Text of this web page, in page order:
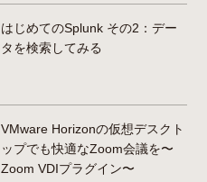
はじめてのSplunk その2：デー
タを検索してみる
VMware Horizonの仮想デスクト
ップでも快適なZoom会議を〜
Zoom VDIプラグイン〜